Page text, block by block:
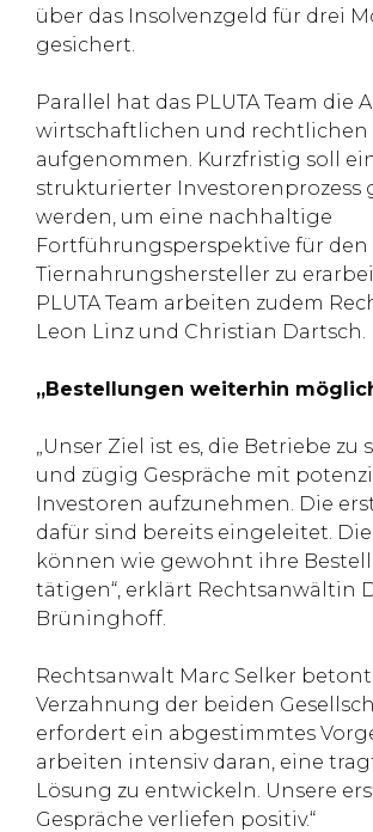
über das Insolvenzgeld für drei
gesichert.
Parallel hat das PLUTA Team die
wirtschaftlichen und rechtlichen
aufgenommen. Kurzfristig soll
strukturierter Investorenprozess
werden, um eine nachhaltige
Fortführungsperspektive für den
Tiernahrungshersteller zu
PLUTA Team arbeiten zudem
Leon Linz und Christian Dartsch.
„Bestellungen weiterhin
„Unser Ziel ist es, die Betriebe zu
und zügig Gespräche mit
Investoren aufzunehmen. Die
dafür sind bereits eingeleitet.
können wie gewohnt ihre
tätigen“, erklärt Rechtsanwältin
Brüninghoff.
Rechtsanwalt Marc Selker
Verzahnung der beiden
erfordert ein abgestimmtes
arbeiten intensiv daran, eine
Lösung zu entwickeln. Unsere
Gespräche verliefen positiv.“